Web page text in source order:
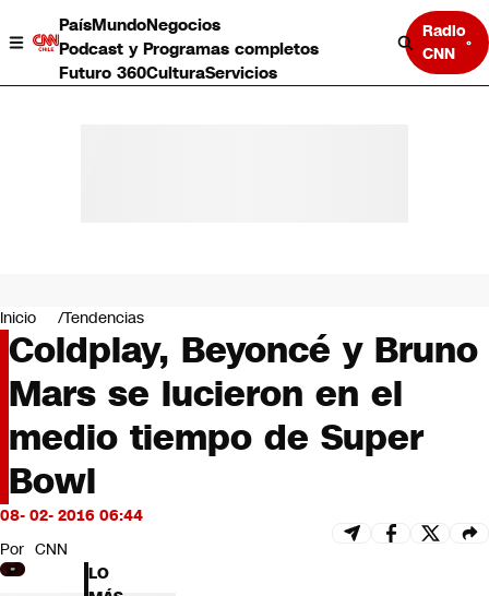
PaísMundoNegocios
Podcast y Programas completos
Futuro 360CulturaServicios
Radio
CNN
Negocios
Deportes
Programas completos
Cultura
Servicios
Bits
CNN tiempo
Futuro 360
Inicio Tendencias
Coldplay, Beyoncé y Bruno
Mars se lucieron en el
medio tiempo de Super
Bowl
08- 02- 2016 06:44
Por CNN
LO